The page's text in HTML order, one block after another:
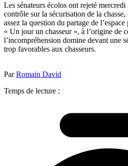
Les sénateurs écolos ont rejeté
contrôle sur la sécurisation de la chasse,
assez la question du partage de
« Un jour un chasseur », à l’origine de
l’incompréhension domine devant une
trop favorables aux chasseurs.
ParRomain David
Temps de lecture :